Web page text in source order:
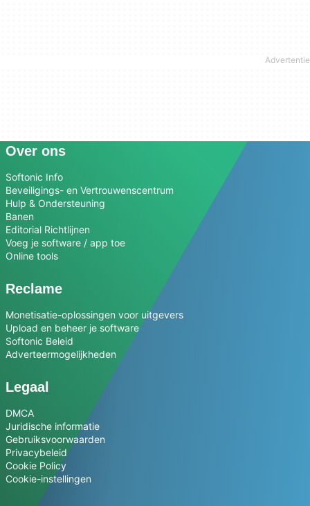
Over ons
Softonic Info
Beveiligings- en Vertrouwenscentrum
Hulp & Ondersteuning
Banen
Editorial Richtlijnen
Voeg je software / app toe
Online tools
Reclame
Monetisatie-oplossingen voor uitgevers
Upload en beheer je software
Softonic Beleid
Adverteermogelijkheden
Legaal
DMCA
Juridische informatie
Gebruiksvoorwaarden
Privacybeleid
Cookie Policy
Cookie-instellingen